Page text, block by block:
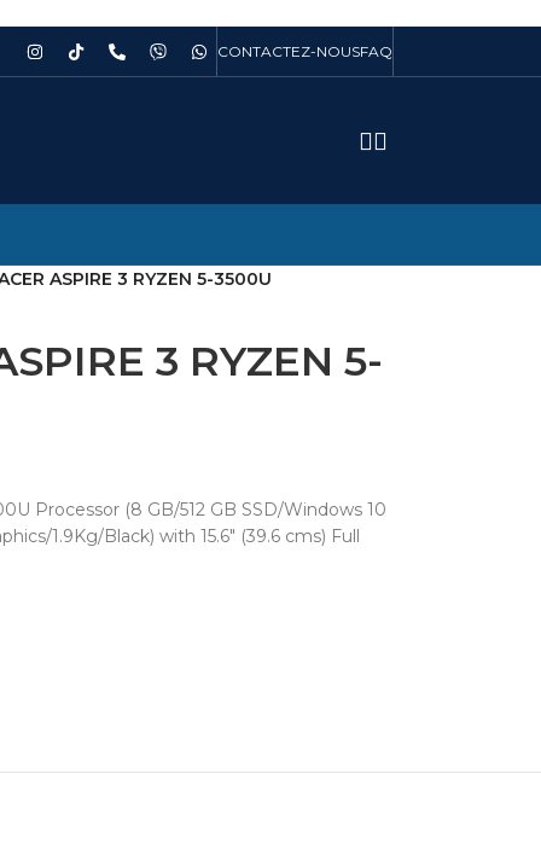
CONTACTEZ-NOUSFAQ
ASPIRE 3 RYZEN 5-3500U
3 RYZEN 5-
Processor (8 GB/512 GB SSD/Windows 10
1.9Kg/Black) with 15.6″ (39.6 cms) Full